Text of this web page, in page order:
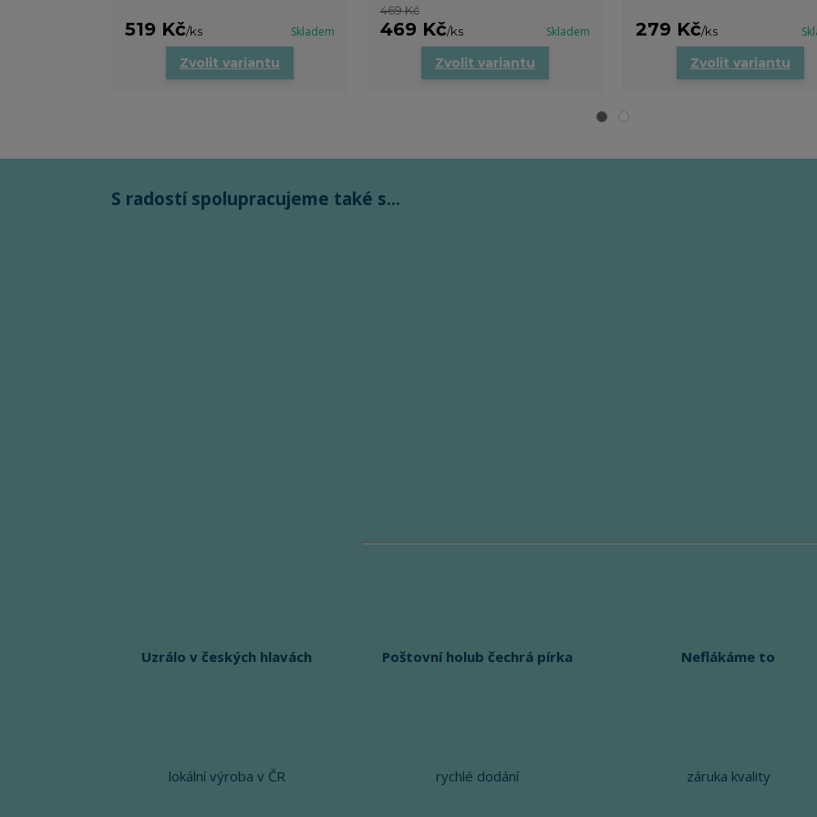
519 Kč/ks Skladem
Zvolit variantu
469 Kč
469 Kč/ks Skladem
Zvolit variantu
279 Kč/ks
Zvolit variantu
S radostí spolupracujeme také s...
Uzrálo v českých hlavách
lokální výroba v ČR
Poštovní holub čechrá pírka
rychlé dodání
Neflákáme to
záruka kvality